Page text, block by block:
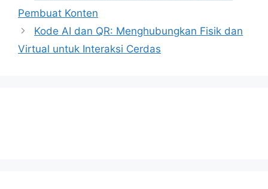
Pembuat Konten
Kode AI dan QR: Menghubungkan Fisik dan
Virtual untuk Interaksi Cerdas